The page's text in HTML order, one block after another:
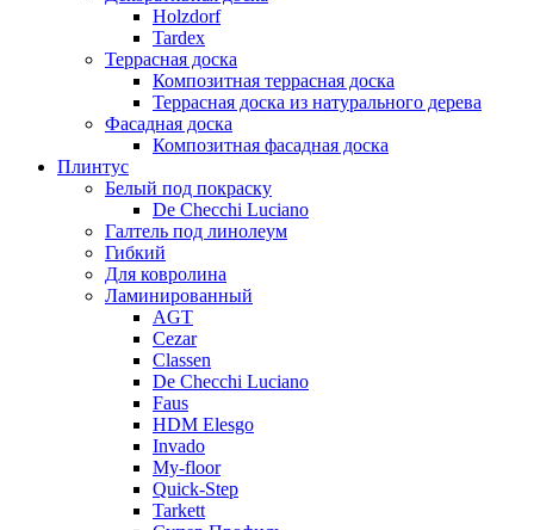
Holzdorf
Tardex
Террасная доска
Композитная террасная доска
Террасная доска из натурального дерева
Фасадная доска
Композитная фасадная доска
Плинтус
Белый под покраску
De Checchi Luciano
Галтель под линолеум
Гибкий
Для ковролина
Ламинированный
AGT
Cezar
Classen
De Checchi Luciano
Faus
HDM Elesgo
Invado
My-floor
Quick-Step
Tarkett